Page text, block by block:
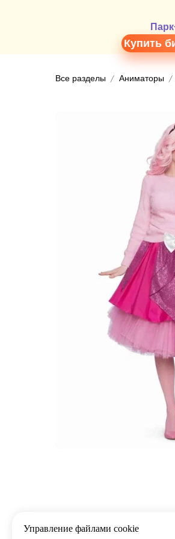
Парк
Купить билет
Все разделы Аниматоры
Управление файлами cookie